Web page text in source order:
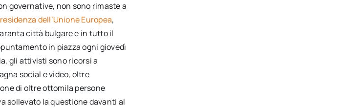
governative, non sono rimaste a
dell’Unione Europea,
città bulgare e in tutto il
in piazza ogni giovedì
gli attivisti sono ricorsi a
social e video, oltre
di oltre ottomila persone
sollevato la questione davanti al